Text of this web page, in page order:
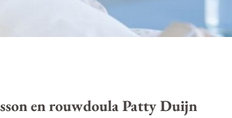
en rouwdoula Patty Duijn